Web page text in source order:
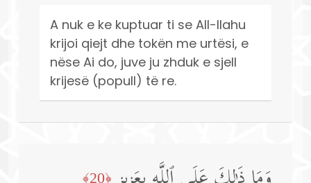
A nuk e ke kuptuar ti se All-llahu
krijoi qiejt dhe tokën me urtësi, e
nëse Ai do, juve ju zhduk e sjell
krijesë (popull) të re.
﴿20﴾